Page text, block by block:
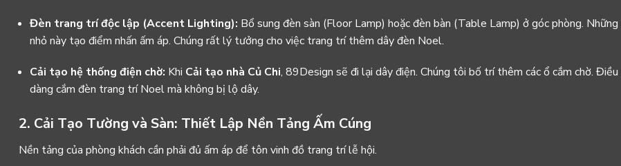
Đèn trang trí độc lập (Accent Lighting): Bổ sung đèn sàn (Floor Lamp) hoặc đèn bàn (Table Lamp) ở góc phòng. Những
nhỏ này tạo điểm nhấn ấm áp. Chúng rất lý tưởng cho việc trang trí thêm dây đèn Noel.
Cải tạo hệ thống điện chờ: Khi Cải tạo nhà Củ Chi, 89Design sẽ đi lại dây điện. Chúng tôi bố trí thêm các ổ cắm chờ. Điều
dàng cắm đèn trang trí Noel mà không bị lộ dây.
2. Cải Tạo Tường và Sàn: Thiết Lập Nền Tảng Ấm Cúng
Nền tảng của phòng khách cần phải đủ ấm áp để tôn vinh đồ trang trí lễ hội.